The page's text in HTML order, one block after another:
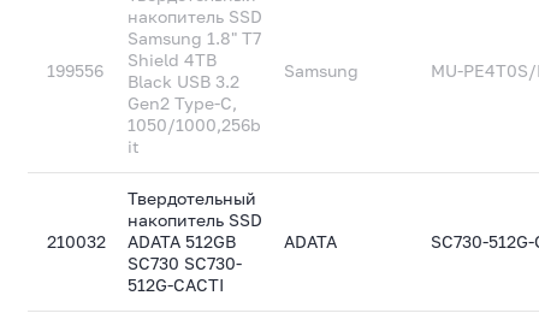
199556
накопитель SSD
Samsung 1.8" T7
Shield 4TB
Black USB 3.2
Gen2 Type-C,
1050/1000,256b
it
Samsung MU-PE4T0S/
210032
Твердотельный
накопитель SSD
ADATA 512GB
SC730 SC730-
512G-CACTI
ADATA SC730-